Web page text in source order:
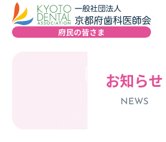
お知らせ
NEWS